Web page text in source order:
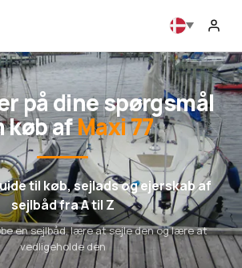
på dine spørgsmål
køb afMaxi 77
til køb, sejlads og ejerskab af
sejlbåd fra A til Z
en sejlbåd, lære at sejle den og lære at
vedligeholde den